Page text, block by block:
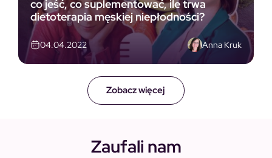
Zobacz więcej
co jeść, co suplementować, ile trwa
dietoterapia męskiej niepłodności?
04.04.2022 Anna Kruk
Zaufali nam